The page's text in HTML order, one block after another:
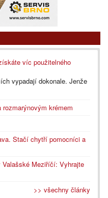
víc použitelného
vypadají dokonale. Jenže
krémem
Stačí chytří pomocníci a
Meziříčí: Vyhrajte
>> všechny články